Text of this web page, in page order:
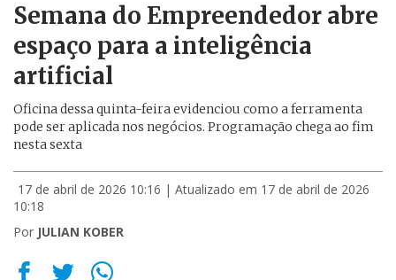
Semana do Empreendedor abre
espaço para a inteligência
artificial
Oficina dessa quinta-feira evidenciou como a ferramenta
pode ser aplicada nos negócios. Programação chega ao fim
nesta sexta
17 de abril de 2026 10:16 | Atualizado em 17 de abril de 2026
10:18
Por JULIAN KOBER